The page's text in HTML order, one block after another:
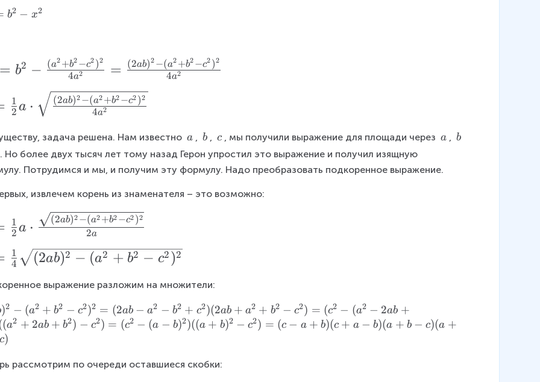
b2 − x2
= b2 − 4a2
(a2 +b2 −c2 )2
= 4a2
(2ab)2 −(a2 +b2 −c2 )2
2
1 a ⋅ 4a2
(2ab)2 −(a2 +b2 −c2 )2
задача решена. Нам известно \
\
a
\
\
b
\
\
c , мы получили выражение для площади через \
a
\
b
. Но более двух тысяч лет тому назад Герон упростил это выражение и получил изящную
Потрудимся и мы, и получим эту формулу. Надо преобразовать подкоренное выражение.
извлечем корень из знаменателя – это возможно:
2
1 a ⋅ 2a
(2ab)2 −(a2 +b2 −c2 )2
4
1 (2ab)2 − (a2 + b2 − c2 )2
выражение разложим на множители:
)2 − (a2 + b2 − c2)2 = (2ab − a2 − b2 + c2)(2ab + a2 + b2 − c2) = (c2 − (a2 − 2ab +
a2 + 2ab + b2) − c2) = (c2 − (a − b)2)((a + b)2 − c2) = (c − a + b)(c + a − b)(a + b − c)(a +
c)
рассмотрим по очереди оставшиеся скобки: